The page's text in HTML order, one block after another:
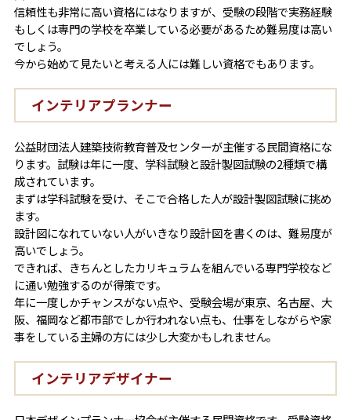
信頼性も非常に高い資格にはなりますが、受験の段階で実務経験
もしくは専門の学校を卒業している必要があるため難易度は高い
でしょう。
今から始めて見たいと考える人には難しい資格でもあります。
インテリアプランナー
公益財団法人建築技術教育普及センターが主催する民間資格にな
ります。試験は年に一度、学科試験と設計製図試験の2種類で構
成されています。
まずは学科試験を受け、そこで合格した人が設計製図試験に挑め
ます。
設計図になれていない人がいきなり設計図を書くのは、難易度が
高いでしょう。
できれば、きちんとしたカリキュラムを組んでいる専門学校など
に通い勉強するのが得策です。
年に一度しかチャンスがない点や、受験会場が東京、名古屋、大
阪、福岡など都市部でしか行われない点も、仕事をしながらや家
事をしている主婦の方には少し大変かもしれません。
インテリアデザイナー